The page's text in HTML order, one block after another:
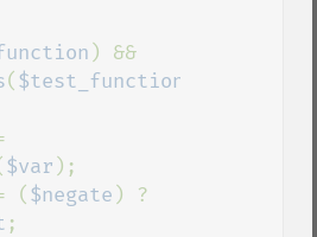
( $test_function
$var );
( $negate
;